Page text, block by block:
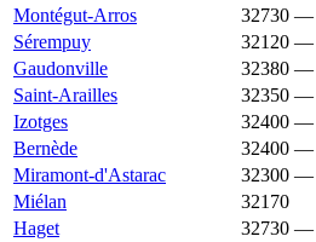
Montégut-Arros
32730 —
Sérempuy
32120 —
Gaudonville
32380 —
Saint-Arailles
32350 —
Izotges
32400 —
Bernède
32400 —
Miramont-d'Astarac
32300 —
Miélan
32170
Haget
32730 —